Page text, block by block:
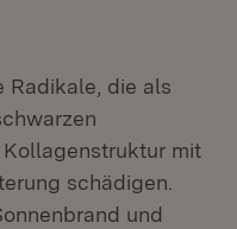
Radikale, die als
mit
schädigen.
und